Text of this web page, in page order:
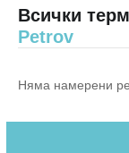
Всички
Petrov
Няма намерени